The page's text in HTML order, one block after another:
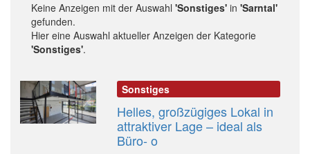
Keine Anzeigen mit der Auswahl 'Sonstiges' in 'Sarntal'
gefunden.
Hier eine Auswahl aktueller Anzeigen der Kategorie
'Sonstiges'.
Sonstiges
Helles, großzügiges Lokal in
attraktiver Lage – ideal als
Büro- o